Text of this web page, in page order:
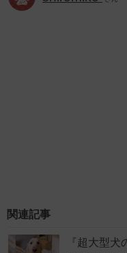
関連記事
『超大型犬